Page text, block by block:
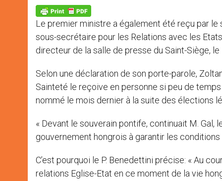
p
p
g
e
r
k
Le premier ministre a également été reçu par le
sous-secrétaire pour les Relations avec les
directeur de la salle de presse du Saint-Siège, le
Selon une déclaration de son porte-parole,
Sainteté le reçoive en personne si peu de
nommé le mois dernier à la suite des élections
« Devant le souverain pontife, continuait M.
gouvernement hongrois à garantir les
C’est pourquoi le P. Benedettini précise: « Au
relations Eglise-Etat en ce moment de la vie